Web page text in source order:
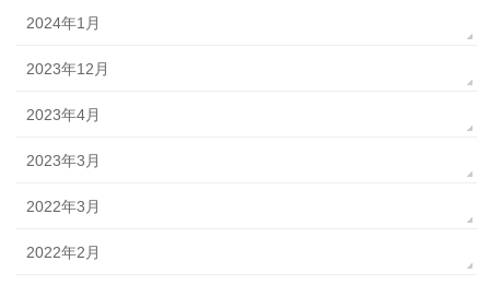
2024年1月
2023年12月
2023年4月
2023年3月
2022年3月
2022年2月